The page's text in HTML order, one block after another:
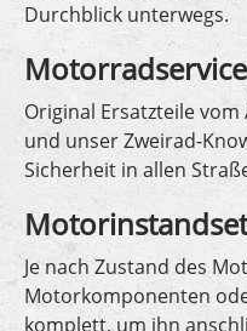
Durchblick unterwegs.
Motorradservice
Original Ersatzteile
und unser Zweirad-
Sicherheit in allen
Je nach Zustand des
Motorkomponenten
komplett, um ihn